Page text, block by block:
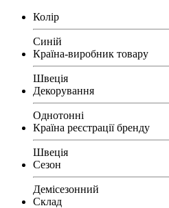
Колір
Синій
Країна-виробник товару
Швеція
Декорування
Однотонні
Країна реєстрації бренду
Швеція
Сезон
Демісезонний
Склад